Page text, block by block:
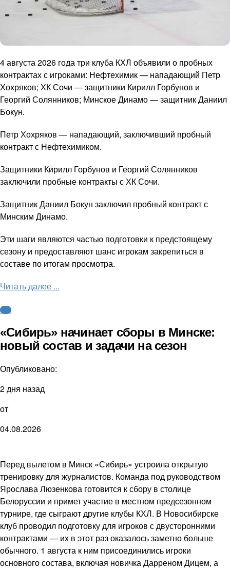
4 августа 2026 года три клуба КХЛ объявили о пробных
контрактах с игроками: Нефтехимик — нападающий Петр
Хохряков; ХК Сочи — защитники Кирилл Горбунов и
Георгий Солянников; Минское Динамо — защитник Даниил
Бокун.
Петр Хохряков — нападающий, заключивший пробный
контракт с Нефтехимиком.
Защитники Кирилл Горбунов и Георгий Солянников
заключили пробные контракты с ХК Сочи.
Защитник Даниил Бокун заключил пробный контракт с
Минским Динамо.
Эти шаги являются частью подготовки к предстоящему
сезону и предоставляют шанс игрокам закрепиться в
составе по итогам просмотра.
Читать далее ...
КХЛ
«Сибирь» начинает сборы в Минске:
новый состав и задачи на сезон
Опубликовано:
2 дня назад
от
04.08.2026
Перед вылетом в Минск «Сибирь» устроила открытую
тренировку для журналистов. Команда под руководством
Ярослава Люзенкова готовится к сбору в столице
Белоруссии и примет участие в местном предсезонном
турнире, где сыграют другие клубы КХЛ. В Новосибирске
клуб проводил подготовку для игроков с двусторонними
контрактами — их в этот раз оказалось заметно больше
обычного. 1 августа к ним присоединились игроки
основного состава, включая новичка Дарреном Дицем, а